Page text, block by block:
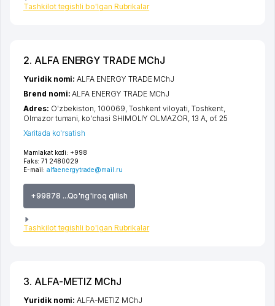
Tashkilot tegishli bo'lgan Rubrikalar
2. ALFA ENERGY TRADE MChJ
Mamlakat kodi: +998
Faks: 71 2480029
E-mail: alfaenergytrade@mail.ru
+99878 ...Qo'ng'iroq qilish
Tashkilot tegishli bo'lgan Rubrikalar
Yuridik nomi:ALFA ENERGY TRADE MChJ
Brend nomi:ALFA ENERGY TRADE MChJ
Adres: O'zbekiston, 100069, Toshkent viloyati, Toshkent,
Olmazor tumani, ko'chasi SHIMOLIY OLMAZOR, 13 A, of. 25
Xaritada ko'rsatish
3. ALFA-METIZ MChJ
Yuridik nomi:ALFA-METIZ MChJ